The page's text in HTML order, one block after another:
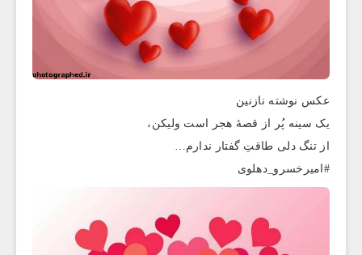
عکس نوشته نازنین
یک سینه پُر از قصهٔ هجر است ولیکن،
از تنگ‌ دلی طاقتِ گفتار ندارم…
#امیرخسرو_دهلوی